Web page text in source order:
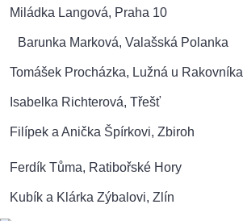
Miládka Langová, Praha 10
Barunka Marková, Valašská Polanka
Tomášek Procházka, Lužná u Rakovníka
Isabelka Richterová, Třešť
Filípek a Anička Špírkovi, Zbiroh
Ferdík Tůma, Ratibořské Hory
Kubík a Klárka Zýbalovi, Zlín